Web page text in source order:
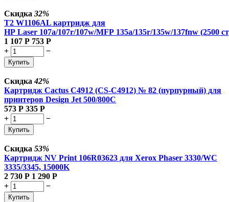
Скидка 32%
T2 W1106AL картридж для
HP Laser 107a/107r/107w/MFP 135a/135r/135w/137fnw (2500
1 107 Р 753 Р
+
−
Купить
Скидка42%
Картридж Cactus C4912 (CS-C4912) № 82 (пурпурный) для
принтеров Design Jet 500/800C
573 Р 335 Р
+
−
Купить
Скидка 53%
Картридж NV Print 106R03623 для Xerox Phaser 3330/WC
3335/3345, 15000K
2 730 Р 1 290 Р
+
−
Купить